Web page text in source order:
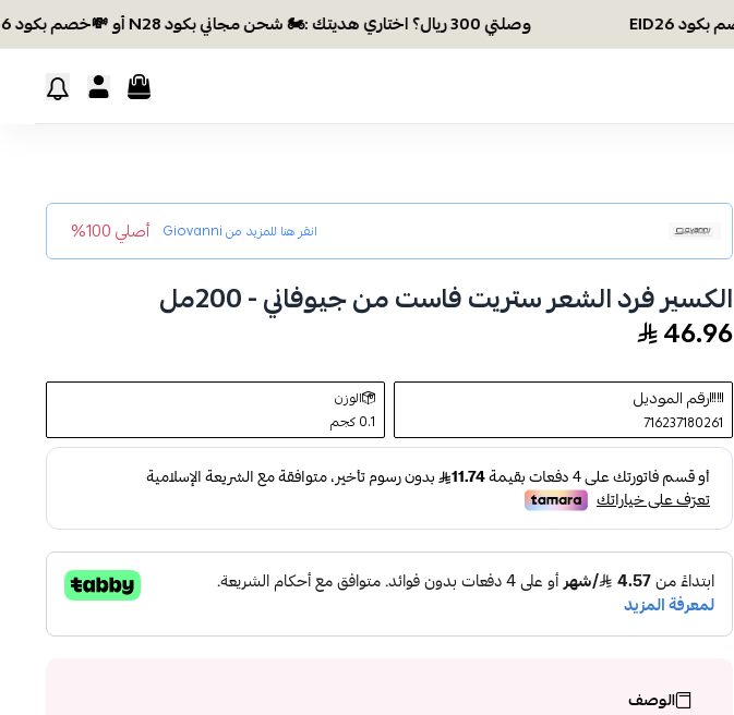
وصلتي 300 ريال؟ اختاري هديتك :🏍 شحن مجاني بكود N28 أو 💸خصم بكود EID26
انقر هنا للمزيد منGiovanni أصلي 100%
الكسير فرد الشعر ستريت فاست من جيوفاني - 200مل
46.96
رقم الموديل
716237180261
الوزن
0.1 كجم
الوصف